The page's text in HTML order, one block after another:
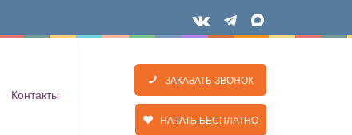
Контакты
ЗАКАЗАТЬ ЗВОНОК
НАЧАТЬ БЕСПЛАТНО